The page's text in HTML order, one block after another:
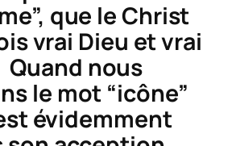
que le Christ
vrai Dieu et vrai
nous
le mot “icône”
évidemment